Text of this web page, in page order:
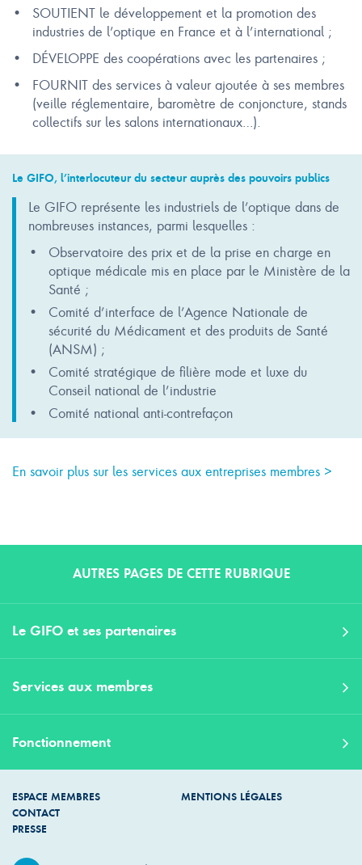
SOUTIENT le développement et la promotion des
industries de l’optique en France et à l’international ;
DÉVELOPPE des coopérations avec les partenaires ;
FOURNIT des services à valeur ajoutée à ses membres
(veille réglementaire, baromètre de conjoncture, stands
collectifs sur les salons internationaux…).
Le GIFO, l’interlocuteur du secteur auprès des pouvoirs publics
Le GIFO représente les industriels de l’optique dans de
nombreuses instances, parmi lesquelles :
Observatoire des prix et de la prise en charge en
optique médicale mis en place par le Ministère de la
Santé ;
Comité d’interface de l’Agence Nationale de
sécurité du Médicament et des produits de Santé
(ANSM) ;
Comité stratégique de filière mode et luxe du
Conseil national de l’industrie
Comité national anti-contrefaçon
En savoir plus sur les services aux entreprises membres >
AUTRES PAGES DE CETTE RUBRIQUE
Le GIFO et ses partenaires
Services aux membres
Fonctionnement
ESPACE MEMBRES
CONTACT
PRESSE
MENTIONS LÉGALES